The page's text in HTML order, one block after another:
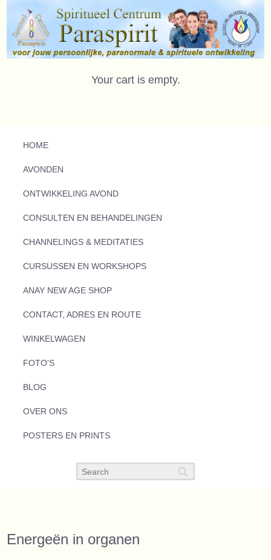
Your cart is empty.
HOME
AVONDEN
ONTWIKKELING AVOND
CONSULTEN EN BEHANDELINGEN
CHANNELINGS & MEDITATIES
CURSUSSEN EN WORKSHOPS
ANAY NEW AGE SHOP
CONTACT, ADRES EN ROUTE
WINKELWAGEN
FOTO'S
BLOG
OVER ONS
POSTERS EN PRINTS
Energeën in organen